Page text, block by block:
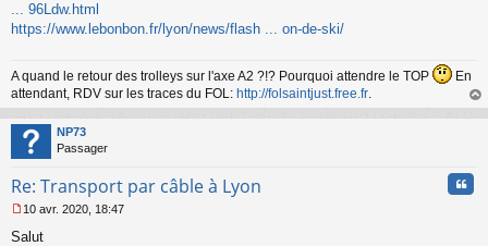
... 96Ldw.html
https://www.lebonbon.fr/lyon/news/flash ... on-de-ski/
A quand le retour des trolleys sur l'axe A2 ?!? Pourquoi attendre le TOP
En
attendant, RDV sur les traces du FOL: http://folsaintjust.free.fr
au
NP73
Passager
Re: Transport par câble à Lyon
e
10 avr. 2020, 18:47
Salut